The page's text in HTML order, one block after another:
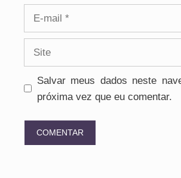
Salvar meus dados neste
próxima vez que eu comentar.